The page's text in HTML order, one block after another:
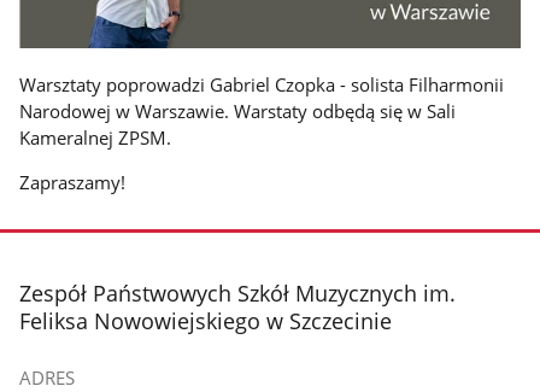
Warsztaty poprowadzi Gabriel Czopka - solista Filharmonii
Narodowej w Warszawie. Warstaty odbędą się w Sali
Kameralnej ZPSM.
Zapraszamy!
stopka
Zespół Państwowych Szkół Muzycznych im.
Feliksa Nowowiejskiego w Szczecinie
ADRES